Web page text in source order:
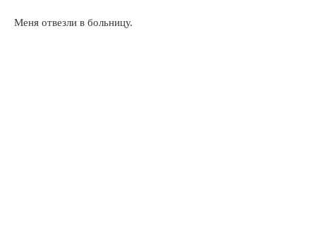
Меня отвезли в больницу.